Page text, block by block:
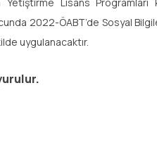
2022-ÖABT’de Sosyal
uygulanacaktır.